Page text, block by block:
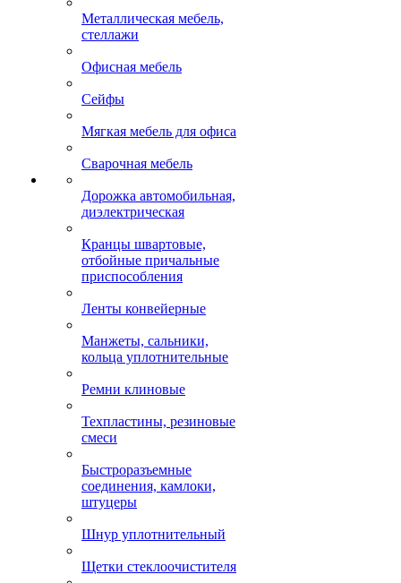
Металлическая мебель,
стеллажи
Офисная мебель
Сейфы
Мягкая мебель для офиса
Сварочная мебель
Дорожка автомобильная,
диэлектрическая
Кранцы швартовые,
отбойные причальные
приспособления
Ленты конвейерные
Манжеты, сальники,
кольца уплотнительные
Ремни клиновые
Техпластины, резиновые
смеси
Быстроразъемные
соединения, камлоки,
штуцеры
Шнур уплотнительный
Щетки стеклоочистителя